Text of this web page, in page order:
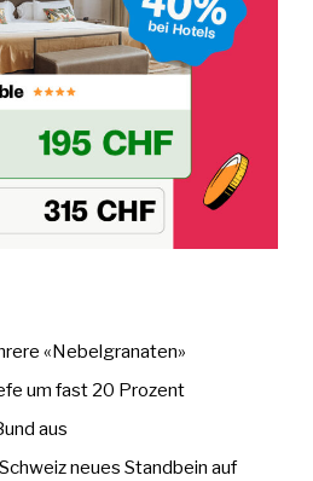
«Nebelgranaten»
um fast 20 Prozent
aus
neues Standbein auf